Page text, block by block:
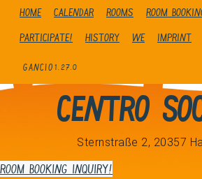
Home Calendar Rooms
Room
Participate!
history We Imprint
GANCIO 1.27.0
Centro
Sternstraße 2, 20357
Room booking inquiry!